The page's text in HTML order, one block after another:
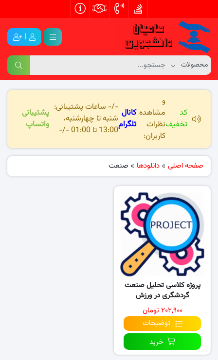
|
کد
تخفیف
و
مشاهده
نظرات
کاربران:
کانال
تلگرام
-/- ساعات پشتیبانی:
شنبه تا چهارشنبه،
13:00 تا 01:00 -/-
پشتیبانی
واتساپ
صفحه اصلی » دانلودها » صنعت
پروژه کلاسی تحلیل صنعت
گردشگری در ورزش
۲۰۲,۹۰۰ تومان
توضیحات
خرید